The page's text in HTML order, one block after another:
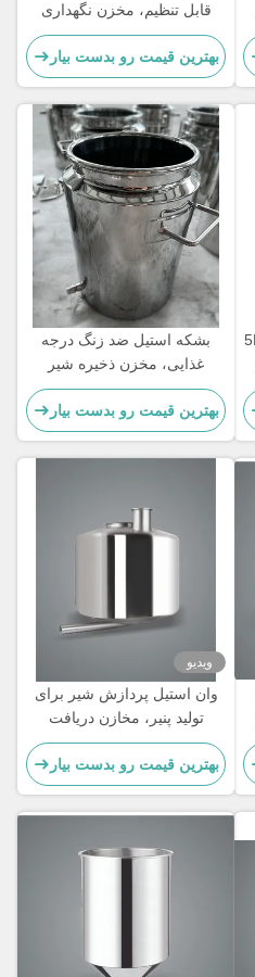
قابل تنظیم، مخزن نگهداری
شیر 3 کیلوگرم
بهترین قیمت رو بدست بیار
فیلتر استیل ضد زنگ عمودی 5L
بشکه استیل ضد زنگ درجه
غذایی، مخزن ذخیره شیر
عمودی 5 لیتری
بهترین قیمت رو بدست بیار
ویدیو
وان استیل پردازش شیر برای
تولید پنیر، مخازن دریافت
بهترین قیمت رو بدست بیار